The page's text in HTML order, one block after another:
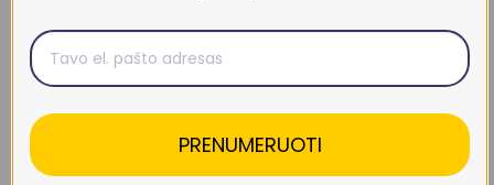
PRENUMERUOTI